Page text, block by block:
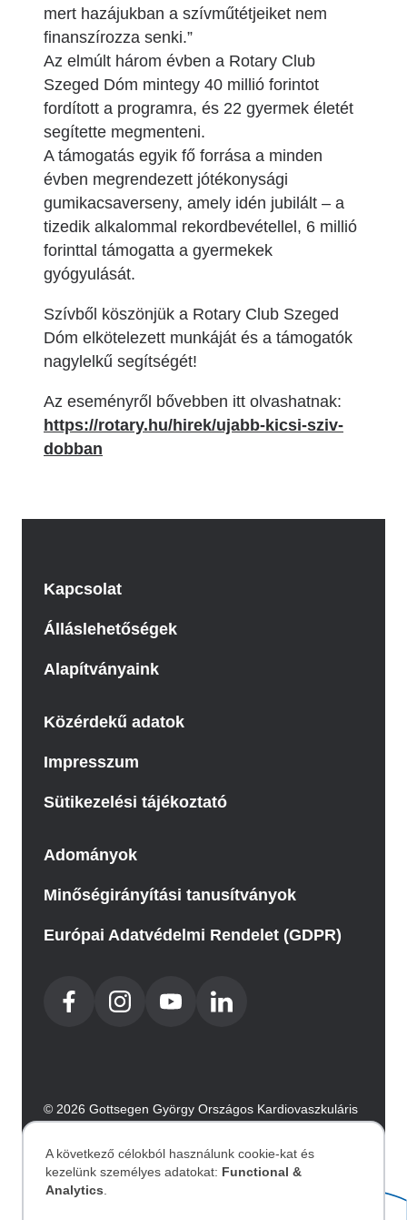
mert hazájukban a szívműtétjeiket nem
finanszírozza senki.”
Az elmúlt három évben a Rotary Club
Szeged Dóm mintegy 40 millió forintot
fordított a programra, és 22 gyermek életét
segítette megmenteni.
A támogatás egyik fő forrása a minden
évben megrendezett jótékonysági
gumikacsaverseny, amely idén jubilált – a
tizedik alkalommal rekordbevétellel, 6 millió
forinttal támogatta a gyermekek
gyógyulását.
Szívből köszönjük a Rotary Club Szeged
Dóm elkötelezett munkáját és a támogatók
nagylelkű segítségét!
Az eseményről bővebben itt olvashatnak:
https://rotary.hu/hirek/ujabb-kicsi-sziv-
dobban
Kapcsolat
Álláslehetőségek
Alapítványaink
Közérdekű adatok
Impresszum
Sütikezelési tájékoztató
Adományok
Minőségirányítási tanusítványok
Európai Adatvédelmi Rendelet (GDPR)
© 2026 Gottsegen György Országos Kardiovaszkuláris
Intézet. Minden jog fenntartva.
Személyes
A következő célokból használunk cookie-kat és
kezelünk személyes adatokat: Functional &
Analytics